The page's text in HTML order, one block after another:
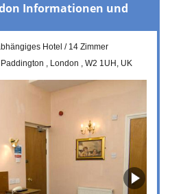
Informationen und
Hotel
14 Zimmer
Paddington London W2 1UH UK